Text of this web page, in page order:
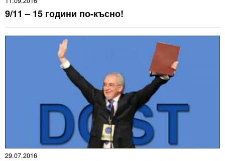
9/11 – 15 години по-късно!
29.07.2016